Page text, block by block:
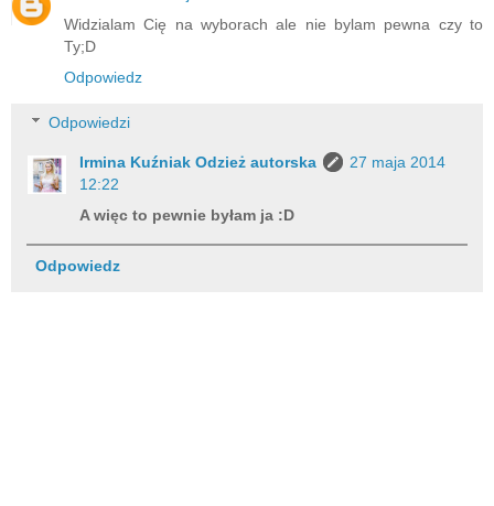
Widzialam Cię na wyborach ale nie bylam pewna czy to
Ty;D
Odpowiedz
Odpowiedzi
Irmina Kuźniak Odzież autorska
27 maja 2014
12:22
A więc to pewnie byłam ja :D
Odpowiedz